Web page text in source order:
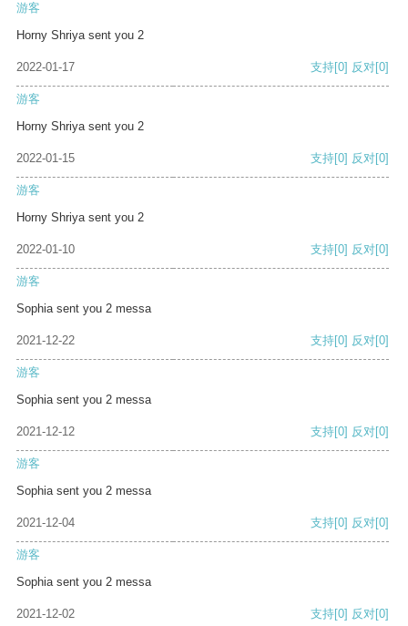
游客
Horny Shriya sent you 2
2022-01-17 支持[0] 反对[0]
游客
Horny Shriya sent you 2
2022-01-15 支持[0] 反对[0]
游客
Horny Shriya sent you 2
2022-01-10 支持[0] 反对[0]
游客
Sophia sent you 2 messa
2021-12-22 支持[0] 反对[0]
游客
Sophia sent you 2 messa
2021-12-12 支持[0] 反对[0]
游客
Sophia sent you 2 messa
2021-12-04 支持[0] 反对[0]
游客
Sophia sent you 2 messa
2021-12-02 支持[0] 反对[0]